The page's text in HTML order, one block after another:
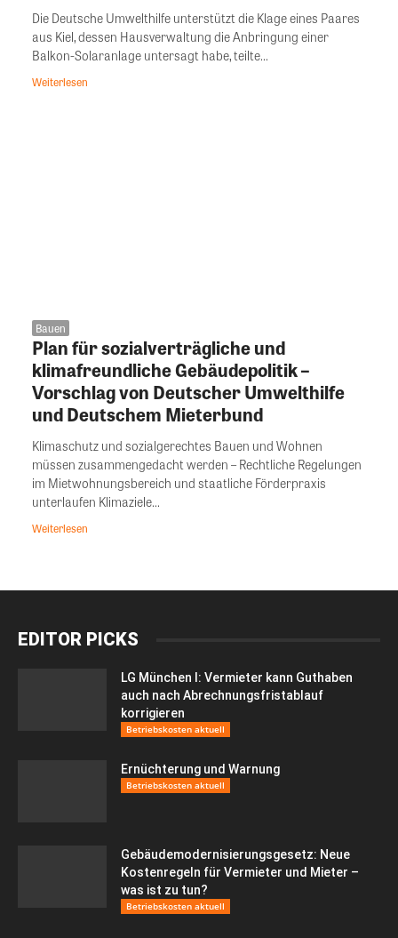
Die Deutsche Umwelthilfe unterstützt die Klage eines Paares
aus Kiel, dessen Hausverwaltung die Anbringung einer
Balkon-Solaranlage untersagt habe, teilte...
Weiterlesen
Bauen
Plan für sozialverträgliche und
klimafreundliche Gebäudepolitik –
Vorschlag von Deutscher Umwelthilfe
und Deutschem Mieterbund
Klimaschutz und sozialgerechtes Bauen und Wohnen
müssen zusammengedacht werden – Rechtliche Regelungen
im Mietwohnungsbereich und staatliche Förderpraxis
unterlaufen Klimaziele...
Weiterlesen
EDITOR PICKS
LG München I: Vermieter kann Guthaben
auch nach Abrechnungsfristablauf
korrigieren
Betriebskosten aktuell
Ernüchterung und Warnung
Betriebskosten aktuell
Gebäudemodernisierungsgesetz: Neue
Kostenregeln für Vermieter und Mieter –
was ist zu tun?
Betriebskosten aktuell